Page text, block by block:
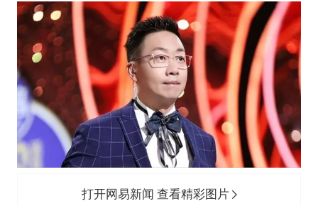
打开网易新闻 查看精彩图片